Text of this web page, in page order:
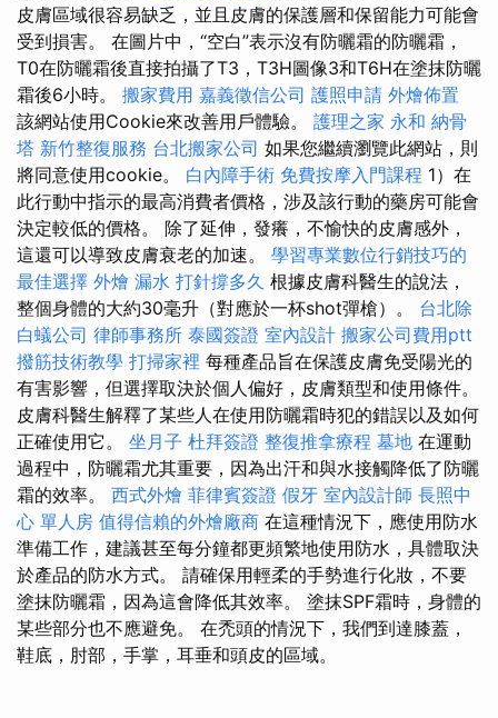
皮膚區域很容易缺乏，並且皮膚的保護層和保留能力可能會
受到損害。 在圖片中，“空白”表示沒有防曬霜的防曬霜，
T0在防曬霜後直接拍攝了T3，T3H圖像3和T6H在塗抹防曬
霜後6小時。 搬家費用 嘉義徵信公司 護照申請 外燴佈置
該網站使用Cookie來改善用戶體驗。 護理之家 永和 納骨
塔 新竹整復服務 台北搬家公司 如果您繼續瀏覽此網站，則
將同意使用cookie。 白內障手術 免費按摩入門課程 1）在
此行動中指示的最高消費者價格，涉及該行動的藥房可能會
決定較低的價格。 除了延伸，發癢，不愉快的皮膚感外，
這還可以導致皮膚衰老的加速。 學習專業數位行銷技巧的
最佳選擇 外燴 漏水 打針撐多久 根據皮膚科醫生的說法，
整個身體的大約30毫升（對應於一杯shot彈槍）。 台北除
白蟻公司 律師事務所 泰國簽證 室內設計 搬家公司費用ptt
撥筋技術教學 打掃家裡 每種產品旨在保護皮膚免受陽光的
有害影響，但選擇取決於個人偏好，皮膚類型和使用條件。
皮膚科醫生解釋了某些人在使用防曬霜時犯的錯誤以及如何
正確使用它。 坐月子 杜拜簽證 整復推拿療程 墓地 在運動
過程中，防曬霜尤其重要，因為出汗和與水接觸降低了防曬
霜的效率。 西式外燴 菲律賓簽證 假牙 室內設計師 長照中
心 單人房 值得信賴的外燴廠商 在這種情況下，應使用防水
準備工作，建議甚至每分鐘都更頻繁地使用防水，具體取決
於產品的防水方式。 請確保用輕柔的手勢進行化妝，不要
塗抹防曬霜，因為這會降低其效率。 塗抹SPF霜時，身體的
某些部分也不應避免。 在禿頭的情況下，我們到達膝蓋，
鞋底，肘部，手掌，耳垂和頭皮的區域。